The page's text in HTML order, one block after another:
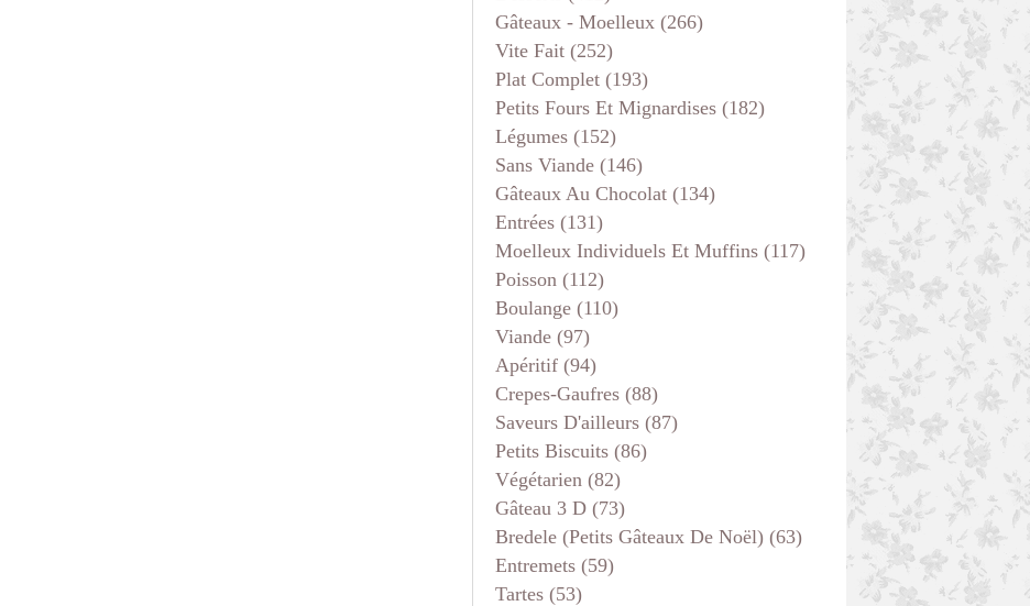
Gâteaux - Moelleux (266)
Vite Fait (252)
Plat Complet (193)
Petits Fours Et Mignardises (182)
Légumes (152)
Sans Viande (146)
Gâteaux Au Chocolat (134)
Entrées (131)
Moelleux Individuels Et Muffins (117)
Poisson (112)
Boulange (110)
Viande (97)
Apéritif (94)
Crepes-Gaufres (88)
Saveurs D'ailleurs (87)
Petits Biscuits (86)
Végétarien (82)
Gâteau 3 D (73)
Bredele (petits Gâteaux De Noël) (63)
Entremets (59)
Tartes (53)